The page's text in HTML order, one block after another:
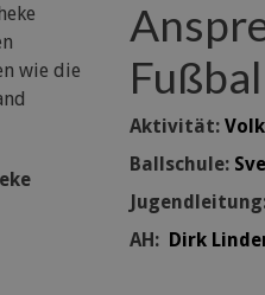
wie die
Aktivität:
Ballschule:
AH: Dirk